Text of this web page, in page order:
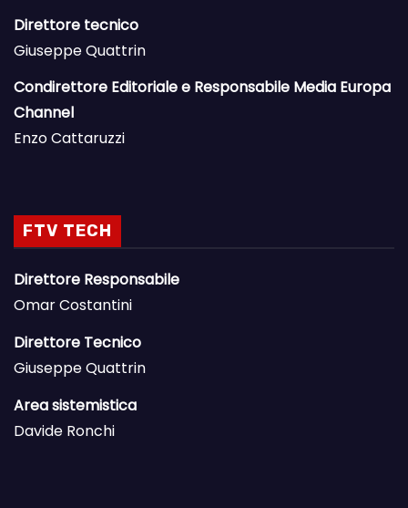
Direttore tecnico
Giuseppe Quattrin
Condirettore Editoriale e Responsabile Media Europa
Channel
Enzo Cattaruzzi
FTV TECH
Direttore Responsabile
Omar Costantini
Direttore Tecnico
Giuseppe Quattrin
Area sistemistica
Davide Ronchi